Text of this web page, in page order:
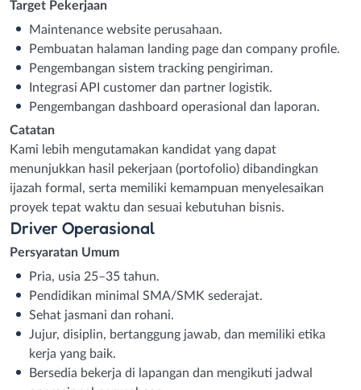
Target Pekerjaan
Maintenance website perusahaan.
Pembuatan halaman landing page dan company profile.
Pengembangan sistem tracking pengiriman.
Integrasi API customer dan partner logistik.
Pengembangan dashboard operasional dan laporan.
Catatan
Kami lebih mengutamakan kandidat yang dapat
menunjukkan hasil pekerjaan (portofolio) dibandingkan
ijazah formal, serta memiliki kemampuan menyelesaikan
proyek tepat waktu dan sesuai kebutuhan bisnis.
Driver Operasional
Persyaratan Umum
Pria, usia 25–35 tahun.
Pendidikan minimal SMA/SMK sederajat.
Sehat jasmani dan rohani.
Jujur, disiplin, bertanggung jawab, dan memiliki etika
kerja yang baik.
Bersedia bekerja di lapangan dan mengikuti jadwal